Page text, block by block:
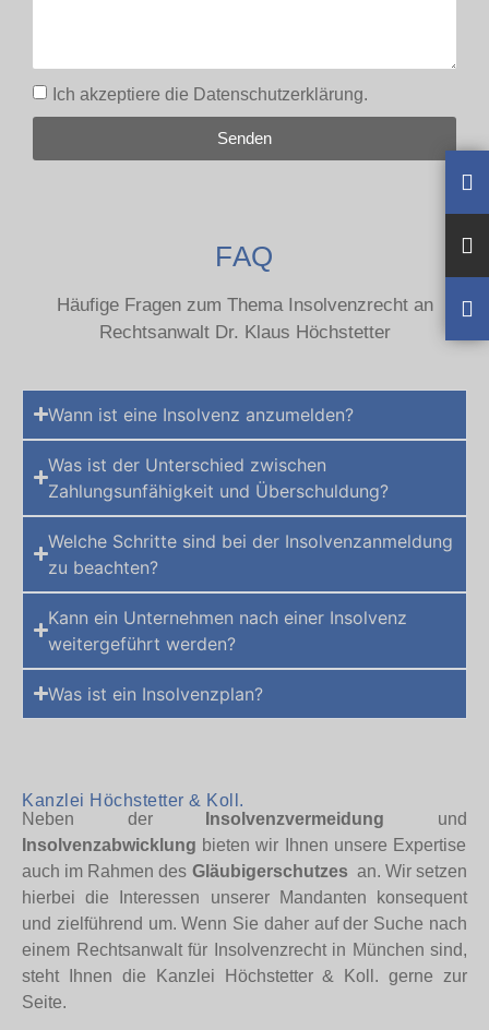
Ich akzeptiere die Datenschutzerklärung.
Senden
FAQ
Häufige Fragen zum Thema Insolvenzrecht an
Rechtsanwalt Dr. Klaus Höchstetter
Wann ist eine Insolvenz anzumelden?
Was ist der Unterschied zwischen
Zahlungsunfähigkeit und Überschuldung?
Welche Schritte sind bei der Insolvenzanmeldung
zu beachten?
Kann ein Unternehmen nach einer Insolvenz
weitergeführt werden?
Was ist ein Insolvenzplan?
Kanzlei Höchstetter & Koll.
Neben derInsolvenzvermeidung und
Insolvenzabwicklung bieten wir Ihnen unsere Expertise
auch im Rahmen des Gläubigerschutzes an. Wir setzen
hierbei die Interessen unserer Mandanten konsequent
und zielführend um. Wenn Sie daher auf der Suche nach
einem Rechtsanwalt für Insolvenzrecht in München sind,
steht Ihnen die Kanzlei Höchstetter & Koll. gerne zur
Seite.